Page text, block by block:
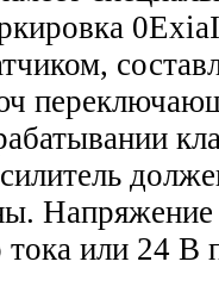
или 24 В